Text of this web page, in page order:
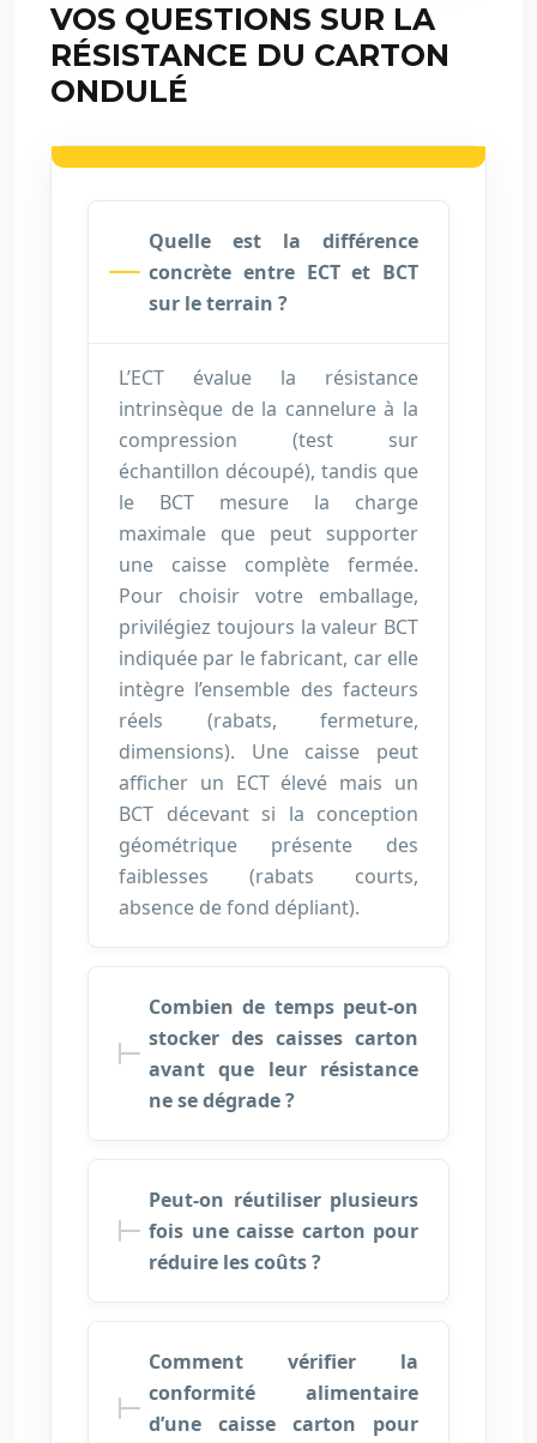
VOS QUESTIONS SUR LA
RÉSISTANCE DU CARTON
ONDULÉ
Quelle est la différence
concrète entre ECT et BCT
sur le terrain ?
L’ECT évalue la résistance
intrinsèque de la cannelure à la
compression (test sur
échantillon découpé), tandis que
le BCT mesure la charge
maximale que peut supporter
une caisse complète fermée.
Pour choisir votre emballage,
privilégiez toujours la valeur BCT
indiquée par le fabricant, car elle
intègre l’ensemble des facteurs
réels (rabats, fermeture,
dimensions). Une caisse peut
afficher un ECT élevé mais un
BCT décevant si la conception
géométrique présente des
faiblesses (rabats courts,
absence de fond dépliant).
Combien de temps peut-on
stocker des caisses carton
avant que leur résistance
ne se dégrade ?
Peut-on réutiliser plusieurs
fois une caisse carton pour
réduire les coûts ?
Comment vérifier la
conformité alimentaire
d’une caisse carton pour